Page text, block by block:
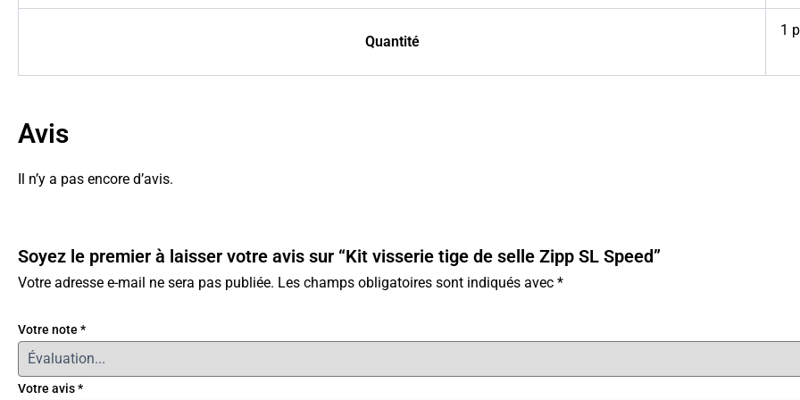
Quantité
1
Avis
Il n’y a pas encore d’avis.
Soyez le premier à laisser votre avis sur “Kit visserie tige de selle Zipp SL Speed”
Votre adresse e-mail ne sera pas publiée. Les champs obligatoires sont indiqués avec *
Votre note *
Votre avis*